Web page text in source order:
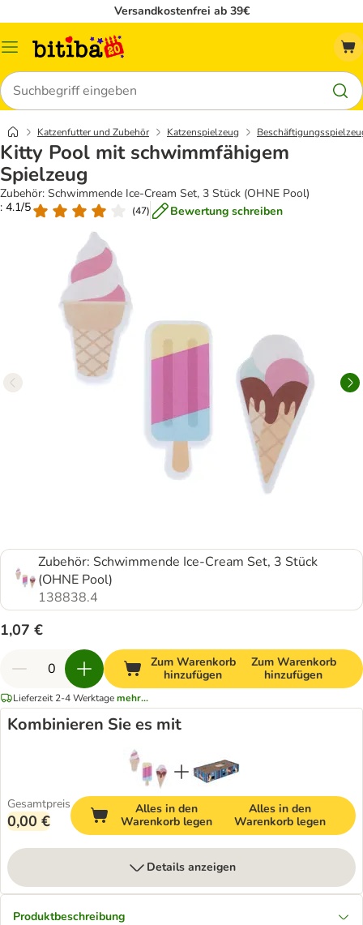
Versandkostenfrei ab 39€
Menü
Suchen
Katzenfutter und Zubehör Katzenspielzeug
Kitty Pool mit schwimmfähigem
Spielzeug
Zubehör: Schwimmende Ice-Cream Set, 3 Stück (OHNE Pool)
: 4.1/5
(47) Bewertung schreiben
Zubehör: Schwimmende Ice-Cream Set, 3 Stück
(OHNE Pool)
138838.4
1,07 €
Zum Warenkorb
hinzufügen
Zum Warenkorb
hinzufügen
Lieferzeit 2-4 Werktagemehr...
Kombinieren Sie es mit
Gesamtpreis
0,00 €
Alles in den
Warenkorb legen
Alles in den
Warenkorb legen
Details anzeigen
Produktbeschreibung